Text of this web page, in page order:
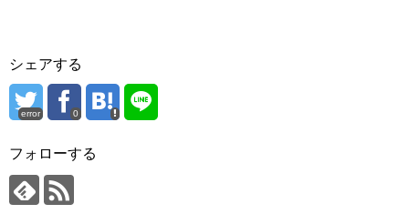
シェアする
error 0
フォローする